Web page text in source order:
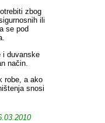
zbog
ili
se pod
i duvanske
način.
robe, a ako
snosi